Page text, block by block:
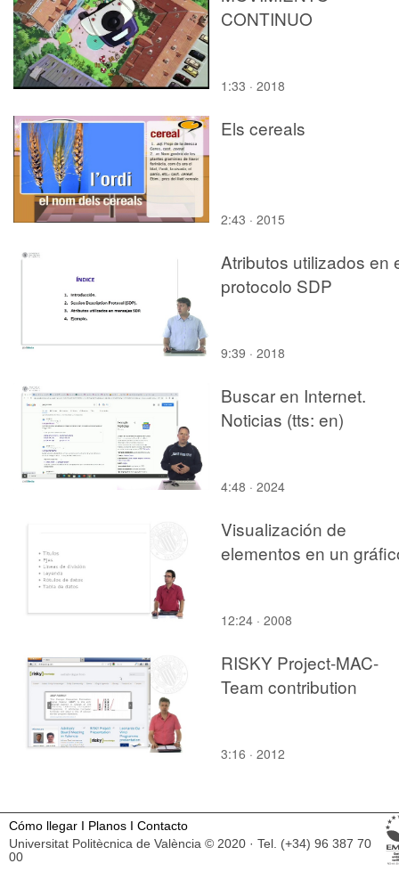
CONTINUO
1:33 · 2018
Els cereals
2:43 · 2015
Atributos utilizados en
protocolo SDP
9:39 · 2018
Buscar en Internet.
Noticias (tts: en)
4:48 · 2024
Visualización de
elementos en un
12:24 · 2008
RISKY Project-MAC-
Team contribution
3:16 · 2012
Cómo llegar I Planos I Contacto
Universitat Politècnica de València © 2020 · Tel. (+34) 96 387 70
00